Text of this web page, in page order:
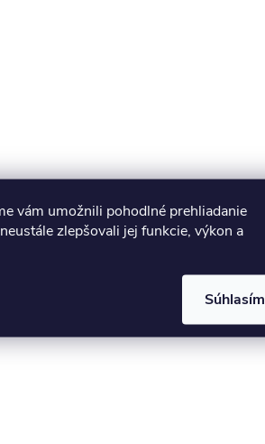
vám umožnili pohodlné prehliadanie
zlepšovali jej funkcie, výkon a
Súhlasím